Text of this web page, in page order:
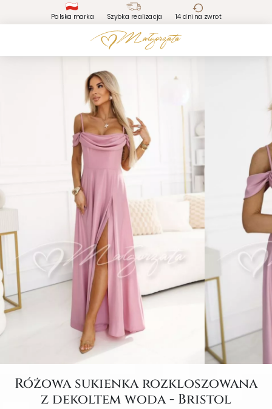
Polska marka Szybka realizacja 14 dni na zwrot
Różowa sukienka rozkloszowana
z dekoltem woda - Bristol